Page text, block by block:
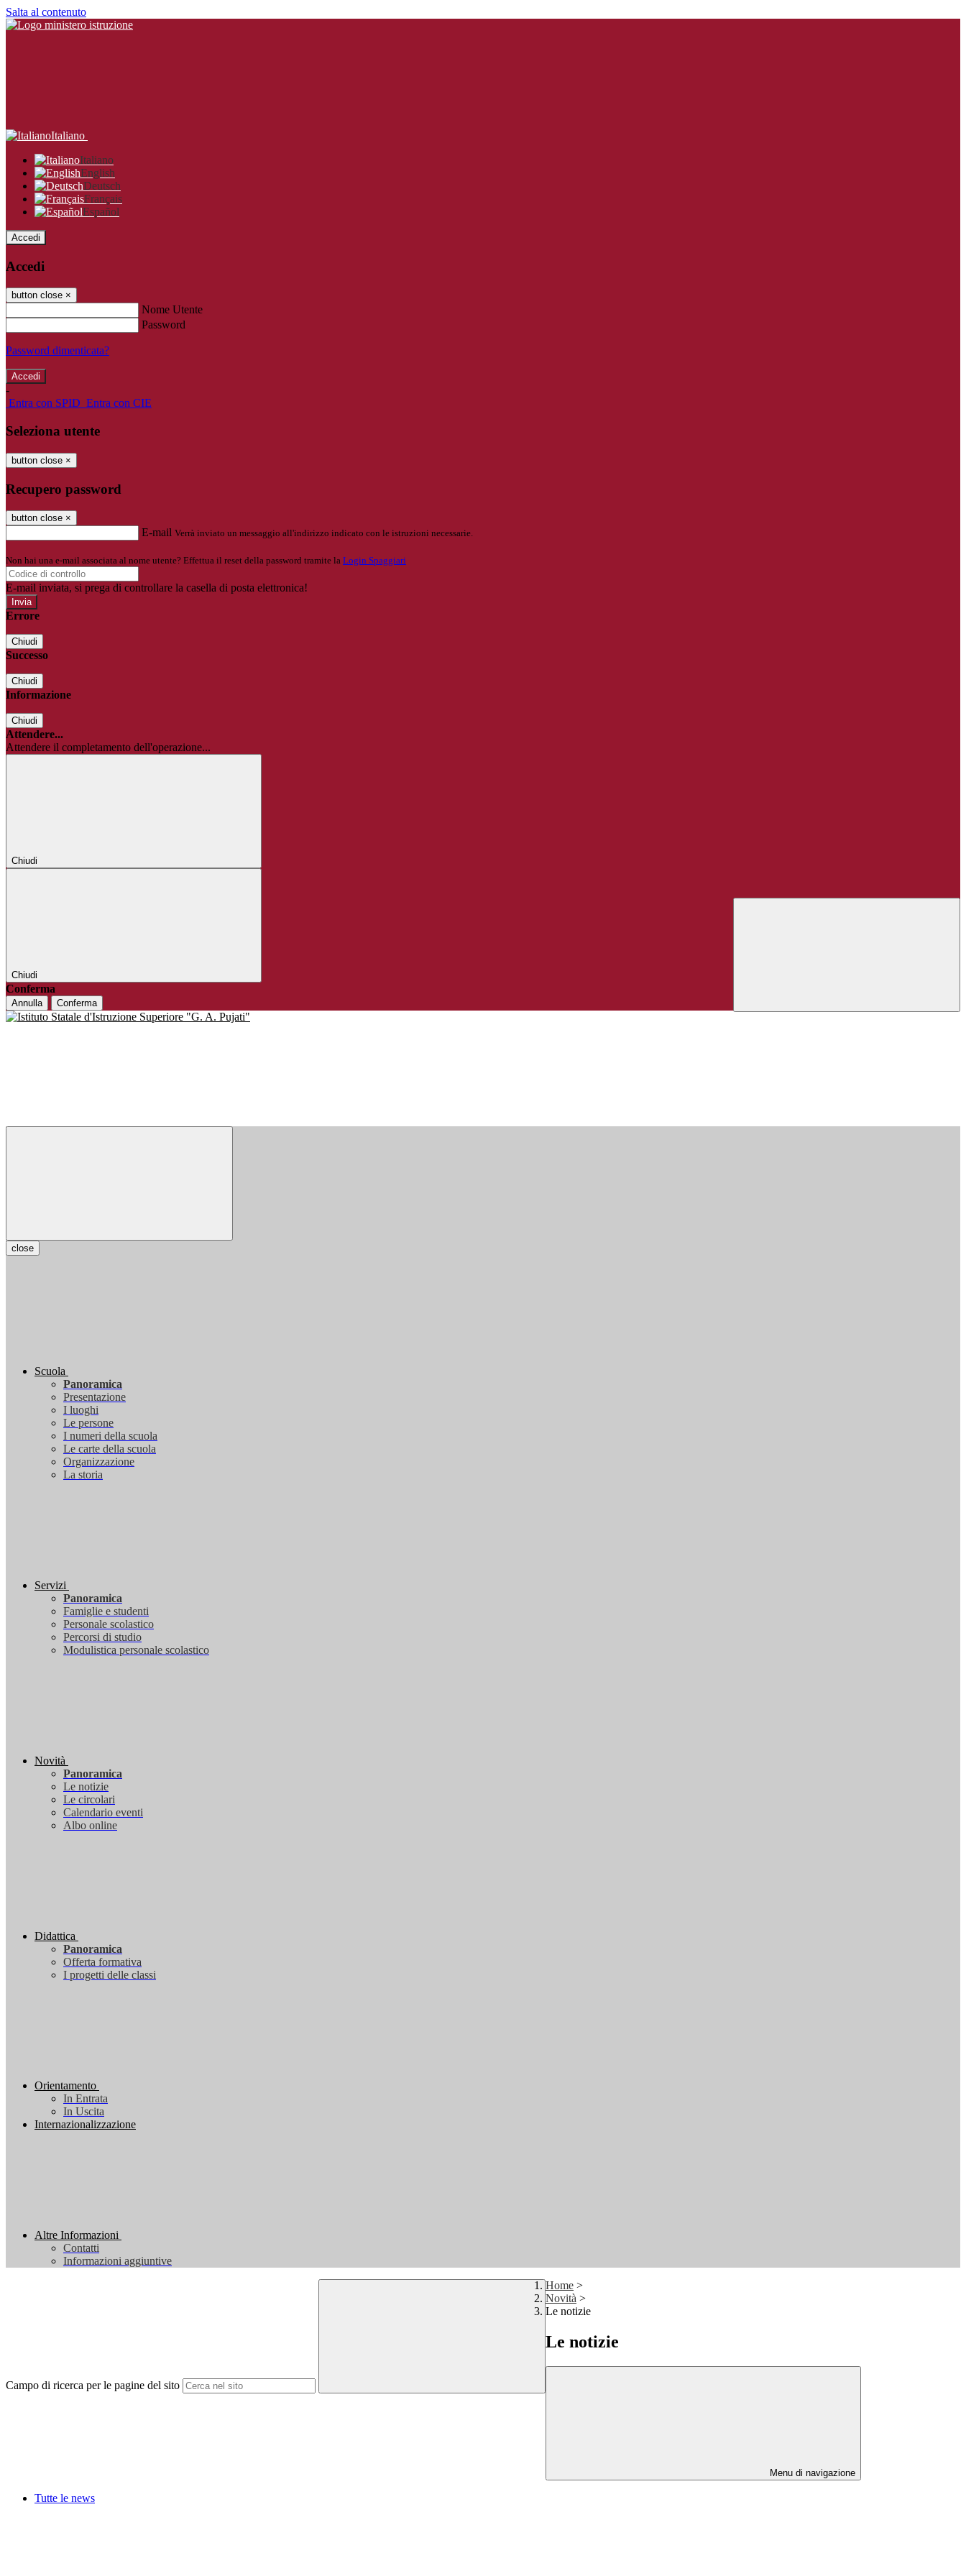
Salta al contenuto
Italiano
Italiano
English
Deutsch
Français
Español
Accedi
Accedi
button close ×
Nome Utente
Password
Password dimenticata?
-
Entra con SPID Entra con CIE
Seleziona utente
button close ×
Recupero password
button close ×
E-mail Verrà inviato un messaggio all'indirizzo indicato con le istruzioni necessarie.
Non hai una e-mail associata al nome utente? Effettua il reset della password tramite la Login Spaggiari
E-mail inviata, si prega di controllare la casella di posta elettronica!
Errore
Chiudi
Successo
Chiudi
Informazione
Chiudi
Attendere...
Attendere il completamento dell'operazione...
Chiudi
Chiudi
Conferma
Annulla Conferma
close
Scuola
Panoramica
Presentazione
I luoghi
Le persone
I numeri della scuola
Le carte della scuola
Organizzazione
La storia
Servizi
Panoramica
Famiglie e studenti
Personale scolastico
Percorsi di studio
Modulistica personale scolastico
Novità
Panoramica
Le notizie
Le circolari
Calendario eventi
Albo online
Didattica
Panoramica
Offerta formativa
I progetti delle classi
Orientamento
In Entrata
In Uscita
Internazionalizzazione
Altre Informazioni
Contatti
Informazioni aggiuntive
Campo di ricerca per le pagine del sito
Home >
Novità >
Le notizie
Le notizie
Menu di navigazione
Tutte le news